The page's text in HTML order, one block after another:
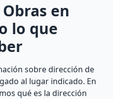
en
lo que
sobre dirección de
al lugar indicado. En
qué es la dirección